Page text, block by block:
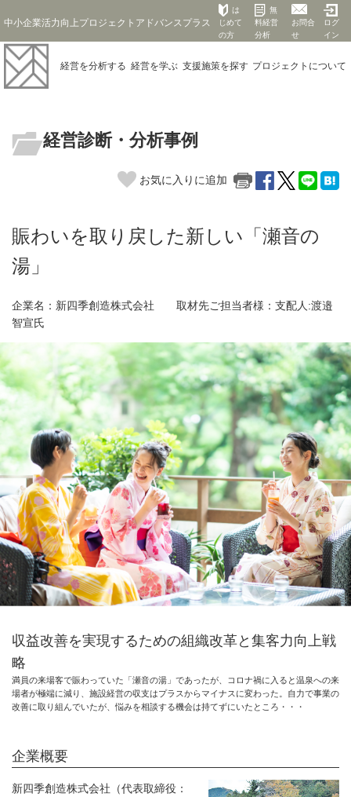
中小企業活力向上プロジェクトアドバンスプラス
は
じめて
の方
無
料経営
分析
お問合
せ
ログ
イン
経営を分析する 経営を学ぶ 支援施策を探す プロジェクト について
経営診断・分析事例
お気に入りに追加
賑わいを取り戻した新しい「瀬音の
湯」
企業名：新四季創造株式会社 取材先ご担当者様：支配人:渡邉
智宣氏
収益改善を実現するための組織改革と集客力向上戦
略
満員の来場客で賑わっていた「瀬音の湯」であったが、コロナ禍に入ると温泉への来
場者が極端に減り、施設経営の収支はプラスからマイナスに変わった。自力で事業の
改善に取り組んでいたが、悩みを相談する機会は持てずにいたところ・・・
企業概要
新四季創造株式会社（代表取締役：